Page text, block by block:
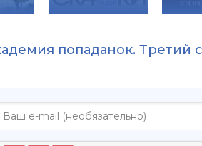
попаданок. Третий